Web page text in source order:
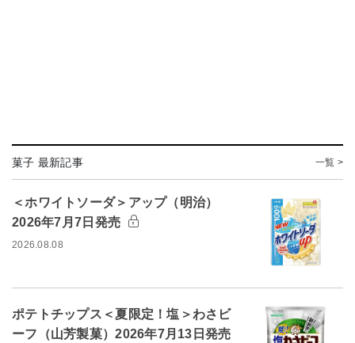
菓子 最新記事 一覧 >
＜ホワイトソーダ＞アップ（明治）
2026年7月7日発売
2026.08.08
ポテトチップス＜夏限定！塩＞わさビ
ーフ（山芳製菓）2026年7月13日発売